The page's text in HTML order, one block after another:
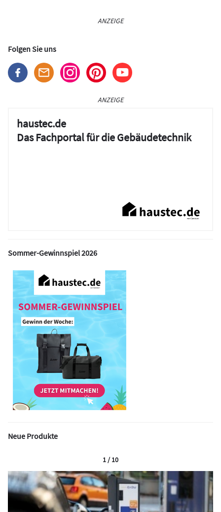
ANZEIGE
Folgen Sie uns
ANZEIGE
haustec.de
Das Fachportal für die Gebäudetechnik
Sommer-Gewinnspiel 2026
Neue Produkte
1 / 10